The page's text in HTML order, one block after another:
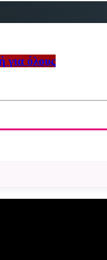
για όλους